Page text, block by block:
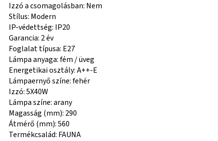
Izzó a csomagolásban: Nem
Stílus: Modern
IP-védettség: IP20
Garancia: 2 év
Foglalat típusa: E27
Lámpa anyaga: fém / üveg
Energetikai osztály: A++-E
Lámpaernyő színe: fehér
Izzó: 5X40W
Lámpa színe: arany
Magasság (mm): 290
Átmérő (mm): 560
Termékcsalád: FAUNA